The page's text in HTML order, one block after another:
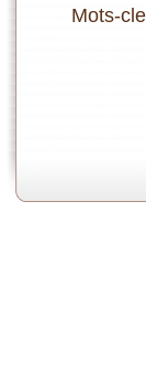
Mots-